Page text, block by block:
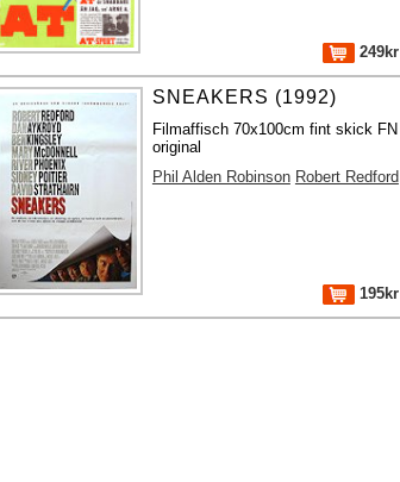
249kr
SNEAKERS (1992)
Filmaffisch 70x100cm fint skick FN
original
Phil Alden Robinson Robert Redford
195kr